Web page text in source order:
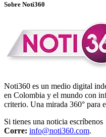
Sobre Noti360
Noti360 es un medio digital
en Colombia y el mundo con
criterio. Una mirada 360° para
Si tienes una noticia escríbenos
Corre: info@noti360.com.